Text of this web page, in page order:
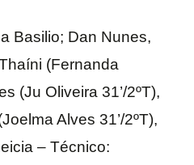
Basilio; Dan Nunes,
(Fernanda
(Ju Oliveira 31’/2ºT),
Alves 31’/2ºT),
– Técnico: